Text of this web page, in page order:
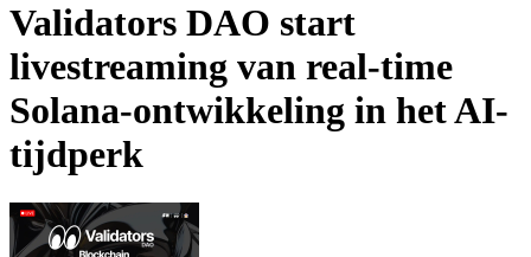
Validators DAO start
livestreaming van real-time
Solana-ontwikkeling in het AI-
tijdperk